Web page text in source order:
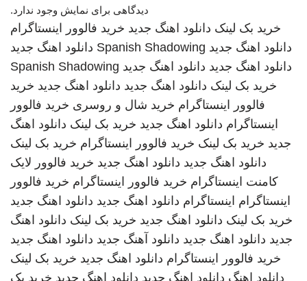
دیدگاهی برای نمایش وجود ندارد.
خرید بک لینک دانلود اهنگ جدید خرید فالوور اینستاگرام
دانلود اهنگ جدید Spanish Shadowing دانلود اهنگ جدید
دانلود اهنگ جدید دانلود اهنگ جدید Spanish Shadowing
خرید بک لینک دانلود اهنگ جدید دانلود اهنگ جدید خرید
فالوور اینستاگرام خرید شال و روسری خرید فالوور
اینستاگرام دانلود اهنگ جدید خرید بک لینک دانلود اهنگ
جدید خرید بک لینک خرید فالوور اینستاگرام خرید بک لینک
دانلود اهنگ جدید دانلود اهنگ جدید خرید فالوور لایک
کامنت اینستاگرام خرید فالوور اینستاگرام خرید فالوور
اینستاگرام اینستاگرام دانلود اهنگ جدید دانلود اهنگ جدید
خرید بک لینک دانلود اهنگ جدید خرید بک لینک دانلود اهنگ
جدید دانلود اهنگ جدید دانلود آهنگ جدید دانلود اهنگ جدید
خرید فالوور اینستاگرام دانلود اهنگ جدید خرید بک لینک
دانلود اهنگ دانلود اهنگ جدید دانلود اهنگ جدید خرید بک